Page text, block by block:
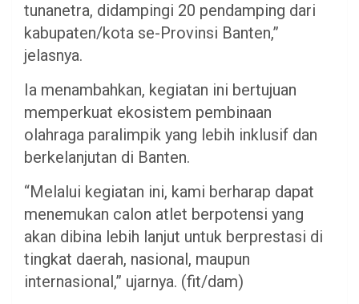
tunanetra, didampingi 20 pendamping dari
kabupaten/kota se-Provinsi Banten,”
jelasnya.
Ia menambahkan, kegiatan ini bertujuan
memperkuat ekosistem pembinaan
olahraga paralimpik yang lebih inklusif dan
berkelanjutan di Banten.
“Melalui kegiatan ini, kami berharap dapat
menemukan calon atlet berpotensi yang
akan dibina lebih lanjut untuk berprestasi di
tingkat daerah, nasional, maupun
internasional,” ujarnya. (fit/dam)